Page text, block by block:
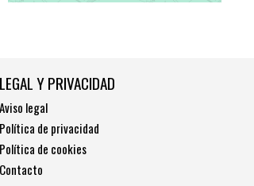
LEGAL Y PRIVACIDAD
Aviso legal
Política de privacidad
Política de cookies
Contacto